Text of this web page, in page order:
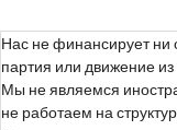
Нас не финансирует ни
партия или движение
Мы не являемся
не работаем на